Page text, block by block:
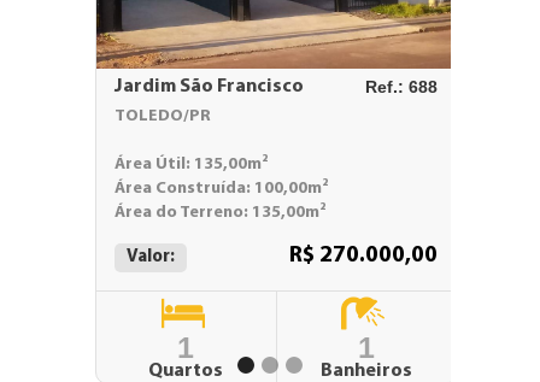
Jardim São Francisco Ref.: 688
TOLEDO/PR
Área Útil: 135,00m²
Área Construída: 100,00m²
Área do Terreno: 135,00m²
Valor: R$ 270.000,00
1
Quartos
1
Banheiros